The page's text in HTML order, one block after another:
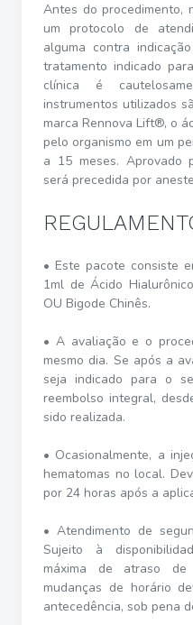
Antes do procedimento,
um protocolo de
alguma contra
tratamento indicado
clínica é
instrumentos utilizados
marca Rennova Lift®, o
pelo organismo em um
a 15 meses. Aprovado
será precedida por
• Este pacote consiste
1ml de Ácido
OU Bigode Chinês.
• A avaliação e o
mesmo dia. Se após a
seja indicado para o
reembolso integral,
sido realizada.
• Ocasionalmente, a
hematomas no local.
por 24 horas após a
• Atendimento de
Sujeito à
máxima de atraso de
mudanças de horário
antecedência, sob pena